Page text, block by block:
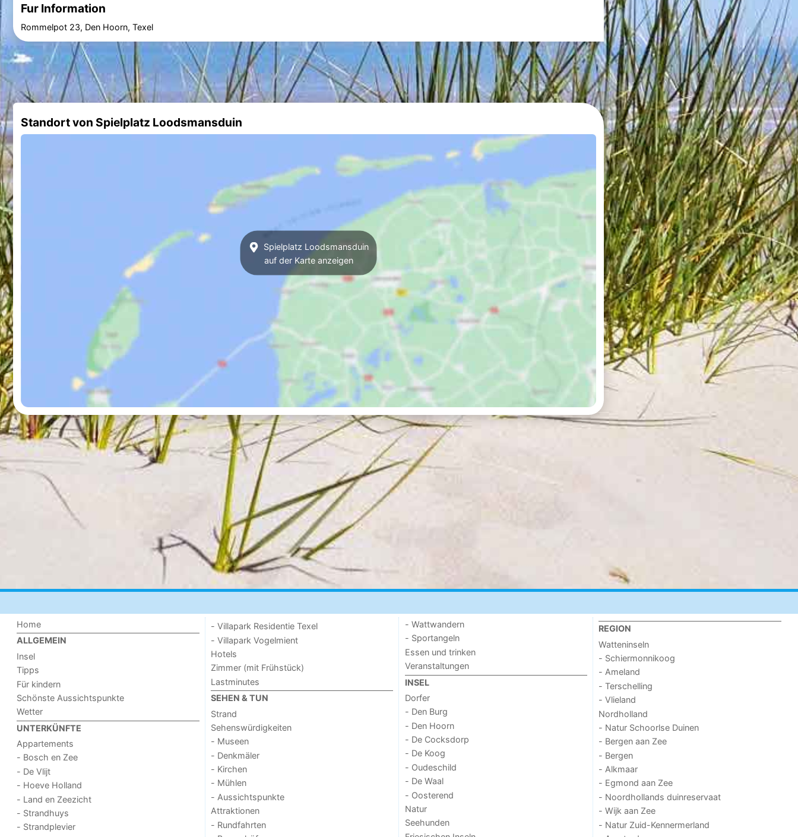
Fur Information
Rommelpot 23, Den Hoorn, Texel
Standort von Spielplatz Loodsmansduin
Spielplatz Loodsmansduin
auf der Karte anzeigen
Home
ALLGEMEIN
Insel
Tipps
Für kindern
Schönste Aussichtspunkte
Wetter
UNTERKÜNFTE
Appartements
- Bosch en Zee
- De Vlijt
- Hoeve Holland
- Land en Zeezicht
- Strandhuys
- Strandplevier
- Villapark Residentie Texel
- Villapark Vogelmient
Hotels
Zimmer (mit Frühstück)
Lastminutes
SEHEN & TUN
Strand
Sehenswürdigkeiten
- Museen
- Denkmäler
- Kirchen
- Mühlen
- Aussichtspunkte
Attraktionen
- Rundfahrten
- Wattwandern
- Sportangeln
Essen und trinken
Veranstaltungen
INSEL
Dorfer
- Den Burg
- Den Hoorn
- De Cocksdorp
- De Koog
- Oudeschild
- De Waal
- Oosterend
Natur
Seehunden
REGION
Watteninseln
- Schiermonnikoog
- Ameland
- Terschelling
- Vlieland
Nordholland
- Natur Schoorlse Duinen
- Bergen aan Zee
- Bergen
- Alkmaar
- Egmond aan Zee
- Noordhollands duinreservaat
- Wijk aan Zee
- Natur Zuid-Kennermerland